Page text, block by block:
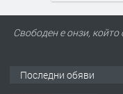
Свободен е онзи,
Последни обяви